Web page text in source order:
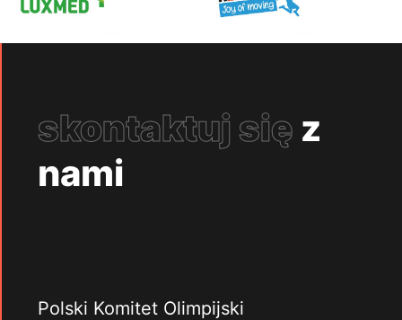
skontaktuj się z
nami
Polski Komitet Olimpijski